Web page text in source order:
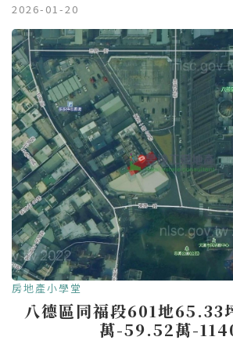
2026-01-20
房地產小學堂
八德區同福段601地65.33
萬-59.52萬-